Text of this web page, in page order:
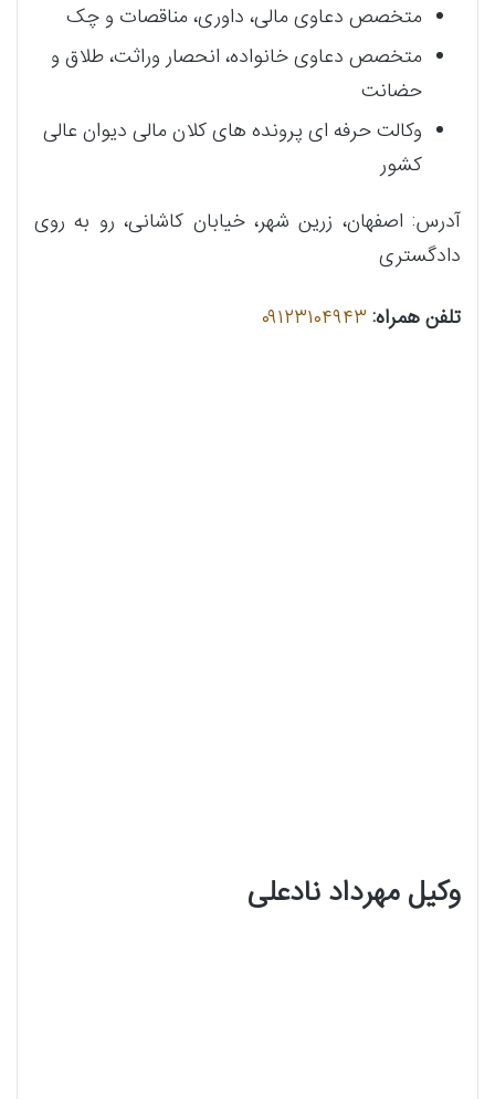
متخصص دعاوی مالی، داوری، مناقصات و چک
متخصص دعاوی خانواده، انحصار وراثت، طلاق و
حضانت
وکالت حرفه ای پرونده های کلان مالی دیوان عالی
کشور
آدرس: اصفهان، زرین شهر، خیابان کاشانی، رو به روی
دادگستری
تلفن همراه: ٠۹۱۲۳۱٠۴۹۴۳
وکیل مهرداد نادعلی